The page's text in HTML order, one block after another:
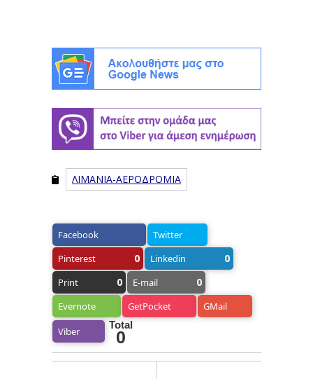
ΛΙΜΑΝΙΑ-ΑΕΡΟΔΡΟΜΙΑ
Facebook
Twitter
Pinterest
0 Linkedin 0
Print 0 E-mail 0
Evernote GetPocket GMail
Viber
Total
0